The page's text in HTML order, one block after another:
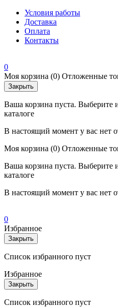
Условия работы
Доставка
Оплата
Контакты
0
Моя корзина (0) Отложенные
Закрыть
Ваша корзина пуста. Выберите
каталоге
В настоящий момент у вас нет
Моя корзина (0) Отложенные
Ваша корзина пуста. Выберите
каталоге
В настоящий момент у вас нет
0
Избранное
Закрыть
Список избранного пуст
Избранное
Закрыть
Список избранного пуст